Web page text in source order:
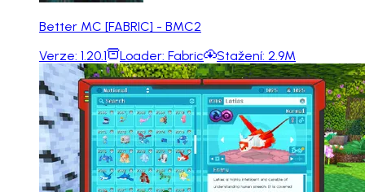
Better MC [FABRIC] - BMC2
Verze: 1.20.1 Loader: Fabric Stažení: 2.9M